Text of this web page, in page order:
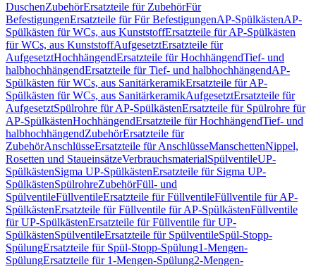
DuschenZubehörErsatzteile für ZubehörFür
BefestigungenErsatzteile für Für BefestigungenAP-SpülkästenAP-
Spülkästen für WCs, aus KunststoffErsatzteile für AP-Spülkästen
für WCs, aus KunststoffAufgesetztErsatzteile für
AufgesetztHochhängendErsatzteile für HochhängendTief- und
halbhochhängendErsatzteile für Tief- und halbhochhängendAP-
Spülkästen für WCs, aus SanitärkeramikErsatzteile für AP-
Spülkästen für WCs, aus SanitärkeramikAufgesetztErsatzteile für
AufgesetztSpülrohre für AP-SpülkästenErsatzteile für Spülrohre für
AP-SpülkästenHochhängendErsatzteile für HochhängendTief- und
halbhochhängendZubehörErsatzteile für
ZubehörAnschlüsseErsatzteile für AnschlüsseManschettenNippel,
Rosetten und StaueinsätzeVerbrauchsmaterialSpülventileUP-
SpülkästenSigma UP-SpülkästenErsatzteile für Sigma UP-
SpülkästenSpülrohreZubehörFüll- und
SpülventileFüllventileErsatzteile für FüllventileFüllventile für AP-
SpülkästenErsatzteile für Füllventile für AP-SpülkästenFüllventile
für UP-SpülkästenErsatzteile für Füllventile für UP-
SpülkästenSpülventileErsatzteile für SpülventileSpül-Stopp-
SpülungErsatzteile für Spül-Stopp-Spülung1-Mengen-
SpülungErsatzteile für 1-Mengen-Spülung2-Mengen-